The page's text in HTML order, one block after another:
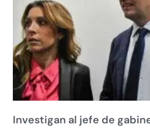
Investigan al jefe de